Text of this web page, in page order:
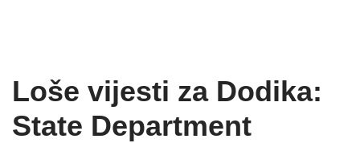
Loše vijesti za Dodika:
State Department